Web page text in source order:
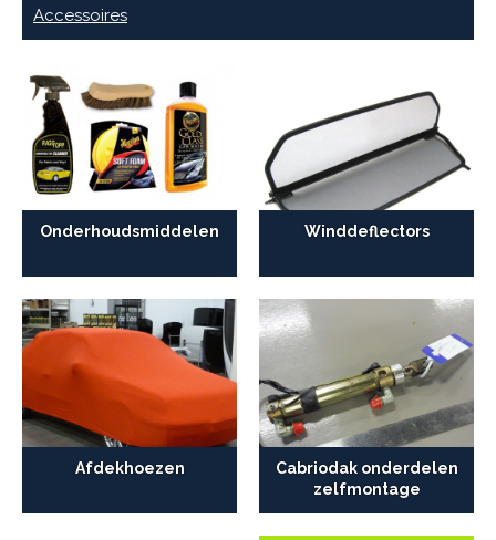
Accessoires
Onderhoudsmiddelen Winddeflectors
Afdekhoezen
Cabriodak onderdelen
zelfmontage